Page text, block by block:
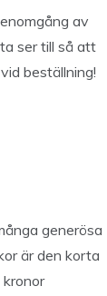
av
ser till så att
beställning!
generösa
är den korta